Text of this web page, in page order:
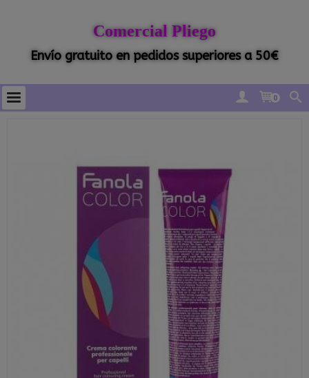
Comercial Pliego
Envío gratuito en pedidos superiores a 50€
0